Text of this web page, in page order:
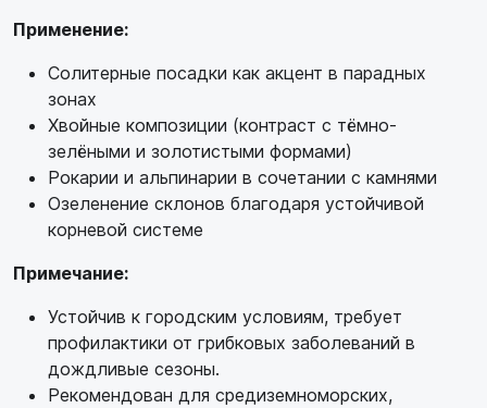
Применение:
Солитерные посадки как акцент в парадных
зонах
Хвойные композиции (контраст с тёмно-
зелёными и золотистыми формами)
Рокарии и альпинарии в сочетании с камнями
Озеленение склонов благодаря устойчивой
корневой системе
Примечание:
Устойчив к городским условиям, требует
профилактики от грибковых заболеваний в
дождливые сезоны.
Рекомендован для средиземноморских,